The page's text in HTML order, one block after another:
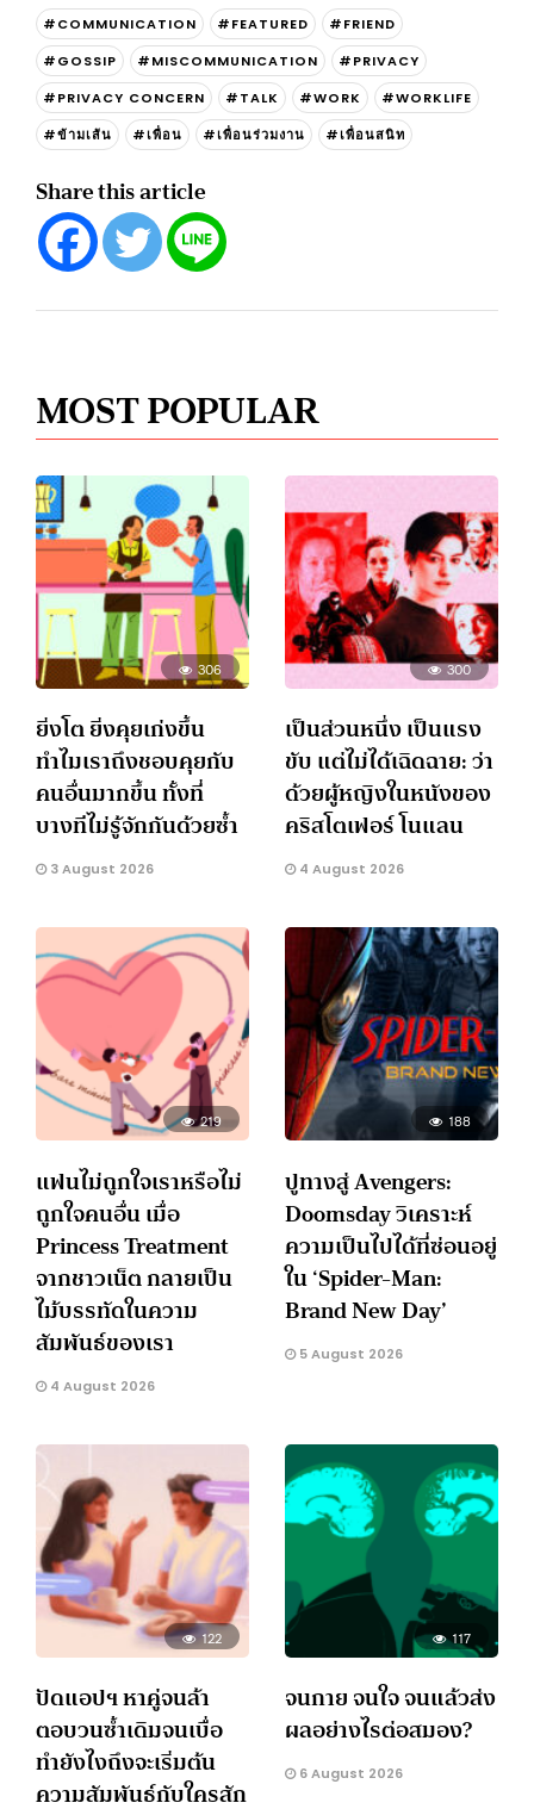
#COMMUNICATION #FEATURED
#FRIEND
#GOSSIP
#MISCOMMUNICATION
#PRIVACY
#PRIVACY CONCERN
#TALK #WORK
#WORKLIFE
#ข้ามเส้น
#เพื่อน #เพื่อนร่วมงาน #เพื่อนสนิท
Share this article
MOST POPULAR
306
ยิ่งโต ยิ่งคุยเก่งขึ้น
ทำไมเราถึงชอบคุยกับ
คนอื่นมากขึ้น ทั้งที่
บางทีไม่รู้จักกันด้วยซ้ำ
3 August 2026
300
เป็นส่วนหนึ่ง เป็นแรง
ขับ แต่ไม่ได้เฉิดฉาย: ว่า
ด้วยผู้หญิงในหนังของ
คริสโตเฟอร์ โนแลน
4 August 2026
219
แฟนไม่ถูกใจเราหรือไม่
ถูกใจคนอื่น เมื่อ
Princess Treatment
จากชาวเน็ต กลายเป็น
ไม้บรรทัดในความ
สัมพันธ์ของเรา
4 August 2026
188
ปูทางสู่ Avengers:
Doomsday วิเคราะห์
ความเป็นไปได้ที่ซ่อนอยู่
ใน ‘Spider-Man:
Brand New Day’
5 August 2026
122
ปัดแอปฯ หาคู่จนล้า
ตอบวนซ้ำเดิมจนเบื่อ
ทำยังไงถึงจะเริ่มต้น
ความสัมพันธ์กับใครสัก
117
จนกาย จนใจ จนแล้วส่ง
ผลอย่างไรต่อสมอง?
6 August 2026